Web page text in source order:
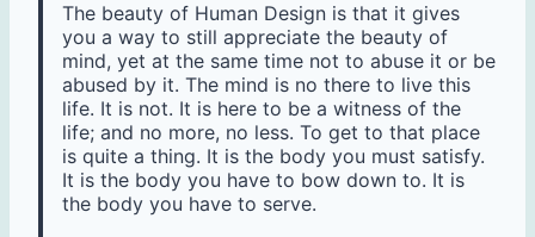
The beauty of Human Design is that it gives
you a way to still appreciate the beauty of
mind, yet at the same time not to abuse it or be
abused by it. The mind is no there to live this
life. It is not. It is here to be a witness of the
life; and no more, no less. To get to that place
is quite a thing. It is the body you must satisfy.
It is the body you have to bow down to. It is
the body you have to serve.